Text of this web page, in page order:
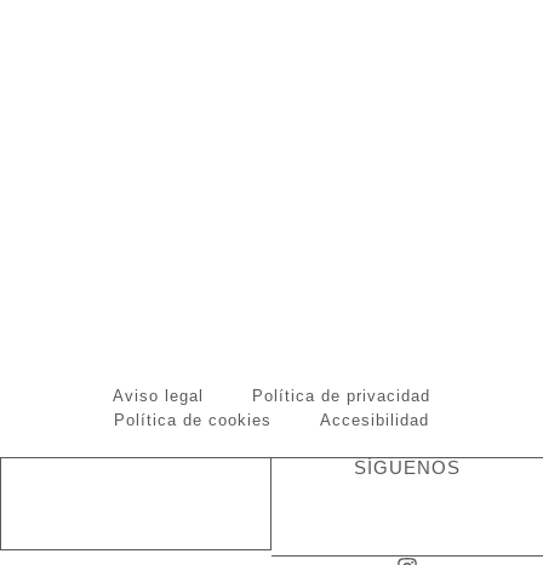
Aviso legal
Política de privacidad
Política de cookies
Accesibilidad
SÍGUENOS